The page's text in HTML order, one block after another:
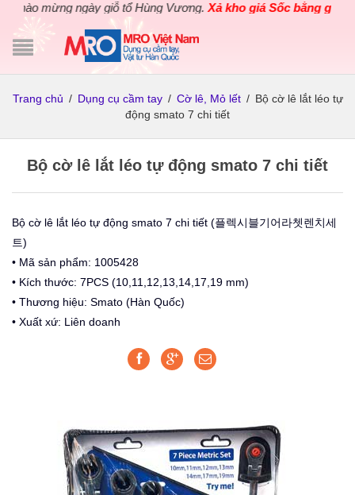
mừng ngày giỗ tổ Hùng Vương.Xả kho giá Sốc bằng giá Gốc
Trang chủ / Dụng cụ cầm tay / Cờ lê, Mỏ lết / Bộ cờ lê lắt léo tự
động smato 7 chi tiết
Bộ cờ lê lắt léo tự động smato 7 chi tiết
Bộ cờ lê lắt léo tự động smato 7 chi tiết (플렉시블기어라쳇렌치세
트)
• Mã sản phẩm: 1005428
• Kích thước: 7PCS (10,11,12,13,14,17,19 mm)
• Thương hiệu: Smato (Hàn Quốc)
• Xuất xứ: Liên doanh